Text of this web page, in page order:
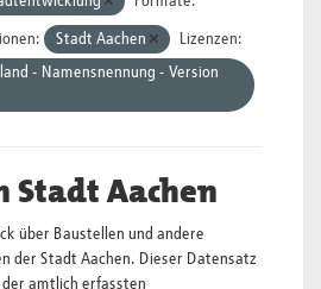
Stadt Aachen
Lizenzen:
- Namensnennung - Version
Stadt Aachen
über Baustellen und andere
der Stadt Aachen. Dieser Datensatz
amtlich erfassten